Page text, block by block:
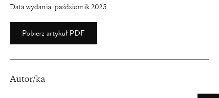
Data wydania: październik 2025
Pobierz artykuł PDF
Autor/ka